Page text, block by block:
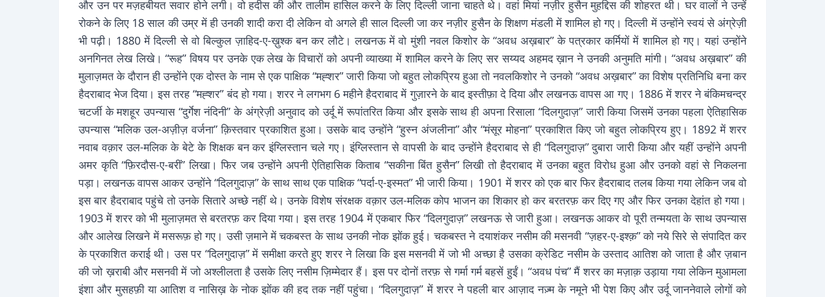
और उन पर मज़हबीयत सवार होने लगी। वो हदीस की और तालीम हासिल करने के लिए दिल्ली जाना चाहते थे। वहां मियां नज़ीर हुसैन मुहद्दिस की शोहरत थी। घर वालों ने उन्हें
रोकने के लिए 18 साल की उम्र में ही उनकी शादी करा दी लेकिन वो अगले ही साल दिल्ली जा कर नज़ीर हुसैन के शिक्षण मंडली में शामिल हो गए। दिल्ली में उन्होंने स्वयं से अंग्रेज़ी
भी पढ़ी। 1880 में दिल्ली से वो बिल्कुल ज़ाहिद-ए-ख़ुश्क बन कर लौटे। लखनऊ में वो मुंशी नवल किशोर के “अवध अख़बार” के पत्रकार कर्मियों में शामिल हो गए। यहां उन्होंने
अनगिनत लेख लिखे। “रूह” विषय पर उनके एक लेख के विचारों को अपनी व्याख्या में शामिल करने के लिए सर सय्यद अहमद ख़ान ने उनकी अनुमति मांगी। “अवध अख़बार” की
मुलाज़मत के दौरान ही उन्होंने एक दोस्त के नाम से एक पाक्षिक “मह्शर” जारी किया जो बहुत लोकप्रिय हुआ तो नवलकिशोर ने उनको “अवध अख़बार” का विशेष प्रतिनिधि बना कर
हैदराबाद भेज दिया। इस तरह “मह्शर” बंद हो गया। शरर ने लगभग 6 महीने हैदराबाद में गुज़ारने के बाद इस्तीफ़ा दे दिया और लखनऊ वापस आ गए। 1886 में शरर ने बंकिमचन्द्र
चटर्जी के मशहूर उपन्यास “दुर्गेश नंदिनी” के अंग्रेज़ी अनुवाद को उर्दू में रूपांतरित किया और इसके साथ ही अपना रिसाला “दिलगुदाज़” जारी किया जिसमें उनका पहला ऐतिहासिक
उपन्यास “मलिक उल-अज़ीज़ वर्जना” क़िस्तवार प्रकाशित हुआ। उसके बाद उन्होंने “हुस्न अंजलीना” और “मंसूर मोहना” प्रकाशित किए जो बहुत लोकप्रिय हुए। 1892 में शरर
नवाब वक़ार उल-मलिक के बेटे के शिक्षक बन कर इंग्लिस्तान चले गए। इंग्लिस्तान से वापसी के बाद उन्होंने हैदराबाद से ही “दिलगुदाज़” दुबारा जारी किया और यहीं उन्होंने अपनी
अमर कृति “फ़िरदौस-ए-बरीं” लिखा। फिर जब उन्होंने अपनी ऐतिहासिक किताब “सकीना बिंत हुसैन” लिखी तो हैदराबाद में उनका बहुत विरोध हुआ और उनको वहां से निकलना
पड़ा। लखनऊ वापस आकर उन्होंने “दिलगुदाज़” के साथ साथ एक पाक्षिक “पर्दा-ए-इस्मत” भी जारी किया। 1901 में शरर को एक बार फिर हैदराबाद तलब किया गया लेकिन जब वो
इस बार हैदराबाद पहुंचे तो उनके सितारे अच्छे नहीं थे। उनके विशेष संरक्षक वक़ार उल-मलिक कोप भाजन का शिकार हो कर बरतरफ़ कर दिए गए और फिर उनका देहांत हो गया।
1903 में शरर को भी मुलाज़मत से बरतरफ़ कर दिया गया। इस तरह 1904 में एकबार फिर “दिलगुदाज़” लखनऊ से जारी हुआ। लखनऊ आकर वो पूरी तन्मयता के साथ उपन्यास
और आलेख लिखने में मसरूफ़ हो गए। उसी ज़माने में चकबस्त के साथ उनकी नोक झोंक हुई। चकबस्त ने दयाशंकर नसीम की मसनवी “ज़हर-ए-इश्क़” को नये सिरे से संपादित कर
के प्रकाशित कराई थी। उस पर “दिलगुदाज़” में समीक्षा करते हुए शरर ने लिखा कि इस मसनवी में जो भी अच्छा है उसका क्रेडिट नसीम के उस्ताद आतिश को जाता है और ज़बान
की जो ख़राबी और मसनवी में जो अश्लीलता है उसके लिए नसीम ज़िम्मेदार हैं। इस पर दोनों तरफ़ से गर्मा गर्म बहसें हुईं। “अवध पंच” मैं शरर का मज़ाक़ उड़ाया गया लेकिन मुआमला
इंशा और मुसहफ़ी या आतिश व नासिख़ के नोक झोंक की हद तक नहीं पहुंचा। “दिलगुदाज़” में शरर ने पहली बार आज़ाद नज़्म के नमूने भी पेश किए और उर्दू जाननेवाले लोगों को